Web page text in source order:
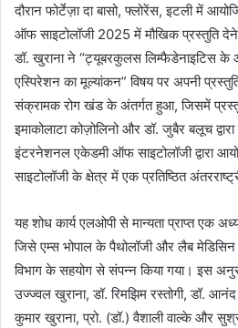
दौरान फोर्टेज़ा दा बासो, फ्लोरेंस, इटली में
ऑफ साइटोलॉजी 2025 में मौखिक प्रस्तुति
डॉ. खुराना ने “ट्यूबरकुलस लिम्फैडेनाइटिस के
एस्पिरेशन का मूल्यांकन” विषय पर अपनी
संक्रामक रोग खंड के अंतर्गत हुआ, जिसमें
इमाकोलाटा कोज़ोलिनो और डॉ. जुबैर बलूच
इंटरनेशनल एकेडमी ऑफ साइटोलॉजी द्वारा
साइटोलॉजी के क्षेत्र में एक प्रतिष्ठित
यह शोध कार्य एलओपी से मान्यता प्राप्त एक
जिसे एम्स भोपाल के पैथोलॉजी और लैब मेडिसिन
विभाग के सहयोग से संपन्न किया गया। इस
उज्ज्वल खुराना, डॉ. रिमझिम रस्तोगी, डॉ.
कुमार खुराना, प्रो. (डॉ.) वैशाली वाल्के और